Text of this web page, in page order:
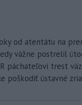
od atentátu na
vážne postrelil
páchateľovi trest
poškodiť ústavné